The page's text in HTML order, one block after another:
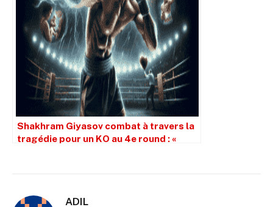
Shakhram Giyasov combat à travers la
tragédie pour un KO au 4e round : «
ADIL